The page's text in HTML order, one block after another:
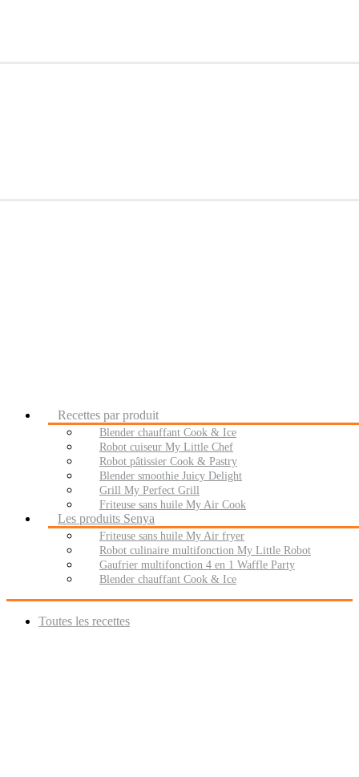
Recettes par produit
Blender chauffant Cook & Ice
Robot cuiseur My Little Chef
Robot pâtissier Cook & Pastry
Blender smoothie Juicy Delight
Grill My Perfect Grill
Friteuse sans huile My Air Cook
Les produits Senya
Friteuse sans huile My Air fryer
Robot culinaire multifonction My Little Robot
Gaufrier multifonction 4 en 1 Waffle Party
Blender chauffant Cook & Ice
Toutes les recettes